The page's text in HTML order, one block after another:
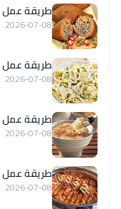
طريقة عمل
2026-07-08
طريقة عمل
2026-07-08
طريقة عمل رز
2026-07-08
طريقة عمل
2026-07-08